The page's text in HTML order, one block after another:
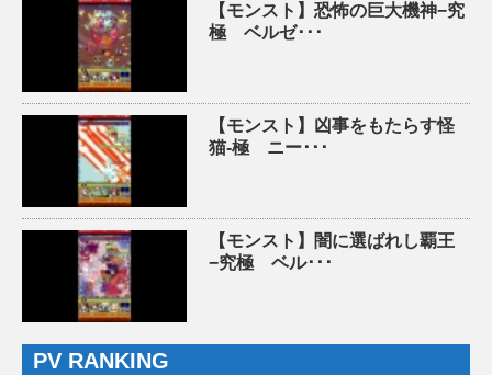
【モンスト】恐怖の巨大機神−究
極 ベルゼ･･･
【モンスト】凶事をもたらす怪
猫-極 ニー･･･
【モンスト】闇に選ばれし覇王
−究極 ベル･･･
PV RANKING